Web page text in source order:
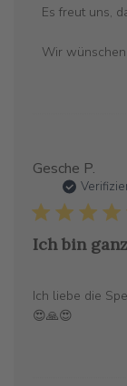
von
Es freut uns,
Wir
Gesche P.
Ich bin
Ich liebe die
😍🙏😍